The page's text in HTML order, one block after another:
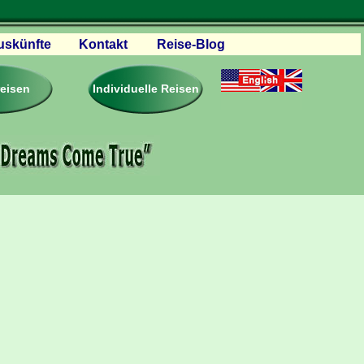
– Reviews
Firmen & Links
Kontakt Reise-Blog
Individuelle Reisen